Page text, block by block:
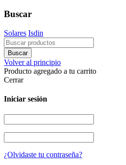
Buscar
Solares Isdin
Volver al principio
Producto agregado a tu carrito
Cerrar
Iniciar sesión
¿Olvidaste tu contraseña?